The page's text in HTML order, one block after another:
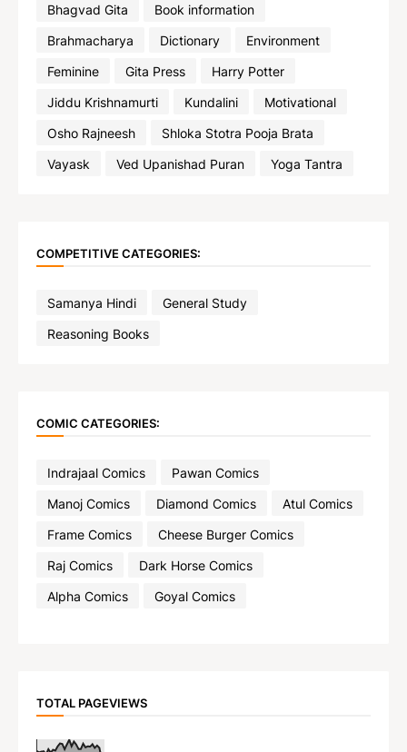
Bhagvad Gita
Book information
Brahmacharya
Dictionary
Environment
Feminine
Gita Press
Harry Potter
Jiddu Krishnamurti
Kundalini
Motivational
Osho Rajneesh
Shloka Stotra Pooja Brata
Vayask
Ved Upanishad Puran Yoga Tantra
COMPETITIVE CATEGORIES:
Samanya Hindi
General Study
Reasoning Books
COMIC CATEGORIES:
Indrajaal Comics
Pawan Comics
Manoj Comics
Diamond Comics
Atul Comics
Frame Comics
Cheese Burger Comics
Raj Comics
Dark Horse Comics
Alpha Comics
Goyal Comics
TOTAL PAGEVIEWS